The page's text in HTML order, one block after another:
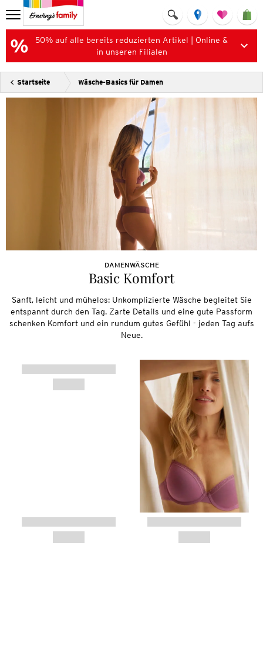
50% auf alle bereits reduzierten Artikel | Online &
in unseren Filialen
Startseite Wäsche-Basics für Damen
DAMENWÄSCHE
Basic Komfort
Sanft, leicht und mühelos: Unkomplizierte Wäsche begleitet Sie
entspannt durch den Tag. Zarte Details und eine gute Passform
schenken Komfort und ein rundum gutes Gefühl - jeden Tag aufs
Neue.